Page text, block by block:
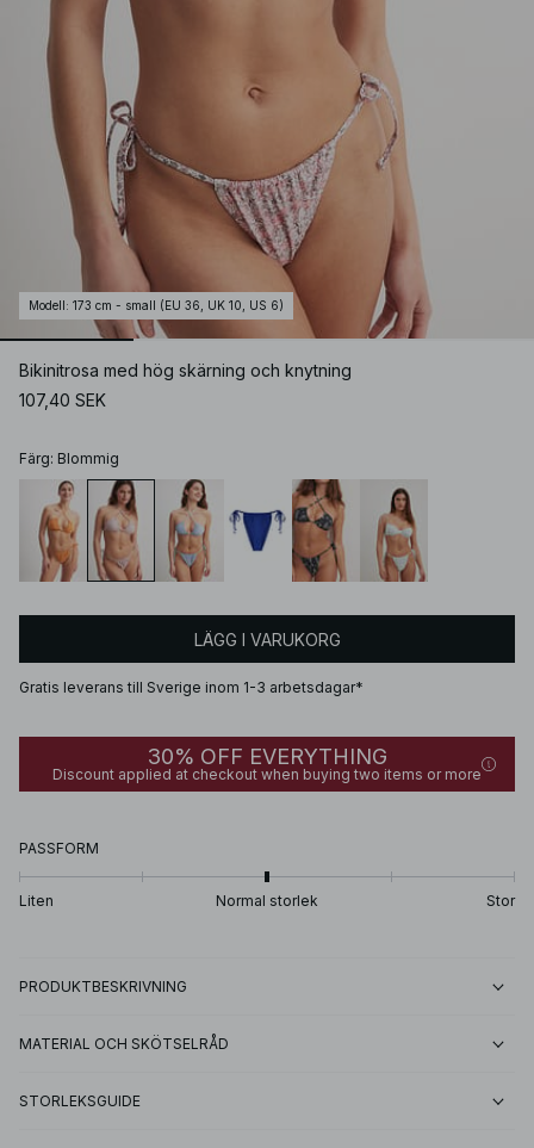
Modell : 173 cm - small (EU 36, UK 10, US 6)
Bikinitrosa med hög skärning och knytning
107,40 SEK
Färg: Blommig
LÄGG I VARUKORG
Gratis leverans till Sverige inom 1-3 arbetsdagar*
30% OFF EVERYTHING
Discount applied at checkout when buying two items or more
PASSFORM
Liten Normal storlek Stor
PRODUKTBESKRIVNING
MATERIAL OCH SKÖTSELRÅD
STORLEKSGUIDE